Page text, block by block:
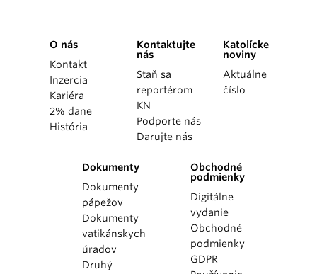
O nás
Kontakt
Inzercia
Kariéra
2% dane
História
Kontaktujte
nás
Staň sa
reportérom
KN
Podporte nás
Darujte nás
Katolícke
noviny
Aktuálne
číslo
Dokumenty
Dokumenty
pápežov
Dokumenty
vatikánskych
úradov
Druhý
Obchodné
podmienky
Digitálne
vydanie
Obchodné
podmienky
GDPR